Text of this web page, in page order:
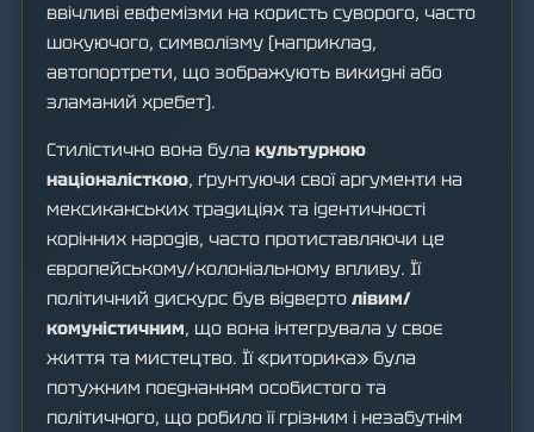
ввічливі евфемізми на користь суворого, часто
шокуючого, символізму (наприклад,
автопортрети, що зображують викидні або
зламаний хребет).
Стилістично вона була культурною
націоналісткою, ґрунтуючи свої аргументи на
мексиканських традиціях та ідентичності
корінних народів, часто протиставляючи це
європейському/колоніальному впливу. Її
політичний дискурс був відверто лівим/
комуністичним, що вона інтегрувала у своє
життя та мистецтво. Її «риторика» була
потужним поєднанням особистого та
політичного, що робило її грізним і незабутнім